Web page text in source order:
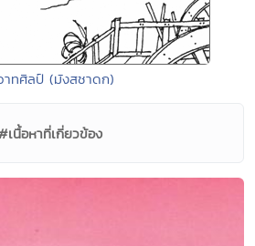
าทศิลป์ (มังสชาดก)
เนื้อหาที่เกี่ยวข้อง